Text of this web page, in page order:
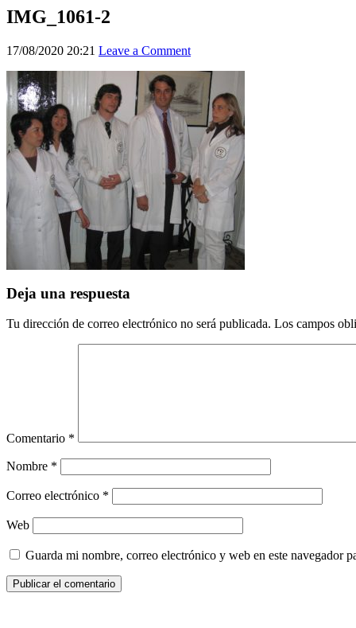
IMG_1061-2
17/08/2020 20:21 Leave a Comment
Deja una respuesta
Tu dirección de correo electrónico no será publicada. Los campos
Comentario *
Nombre *
Correo electrónico *
Web
Guarda mi nombre, correo electrónico y web en este navegador